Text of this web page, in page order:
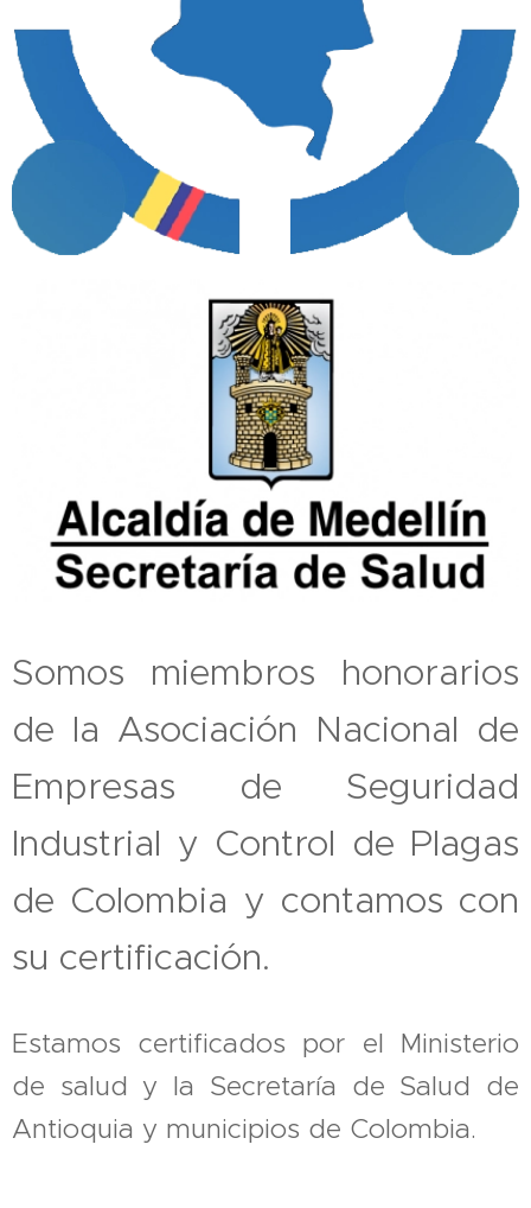
Somos miembros honorarios
de la Asociación Nacional de
Empresas de Seguridad
Industrial y Control de Plagas
de Colombia y contamos con
su certificación.
Estamos certificados por el Ministerio
de salud y la Secretaría de Salud de
Antioquia y municipios de Colombia.